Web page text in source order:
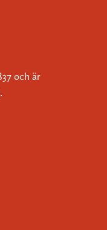
och är